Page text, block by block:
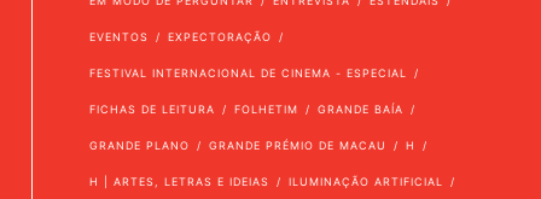
EVENTOS EXPECTORAÇÃO
FESTIVAL INTERNACIONAL DE CINEMA - ESPECIAL
FICHAS DE LEITURA FOLHETIM GRANDE BAÍA
GRANDE PLANO GRANDE PRÉMIO DE MACAU H
H | ARTES, LETRAS E IDEIAS ILUMINAÇÃO ARTIFICIAL